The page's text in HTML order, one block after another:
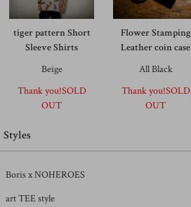
tiger pattern Short
Sleeve Shirts
Beige
Thank you!SOLD
OUT
Flower Stamping
Leather coin case
All Black
Thank you!SOLD
OUT
Styles
Boris x NOHEROES
art TEE style